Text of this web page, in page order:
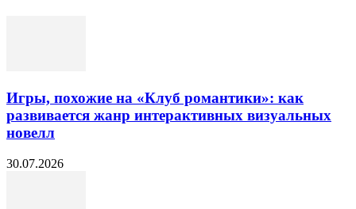
Игры, похожие на «Клуб романтики»: как
развивается жанр интерактивных визуальных
новелл
30.07.2026